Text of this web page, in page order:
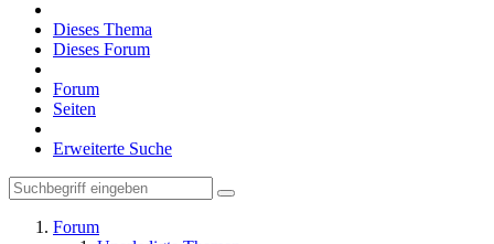
Dieses Thema
Dieses Forum
Forum
Seiten
Erweiterte Suche
Forum